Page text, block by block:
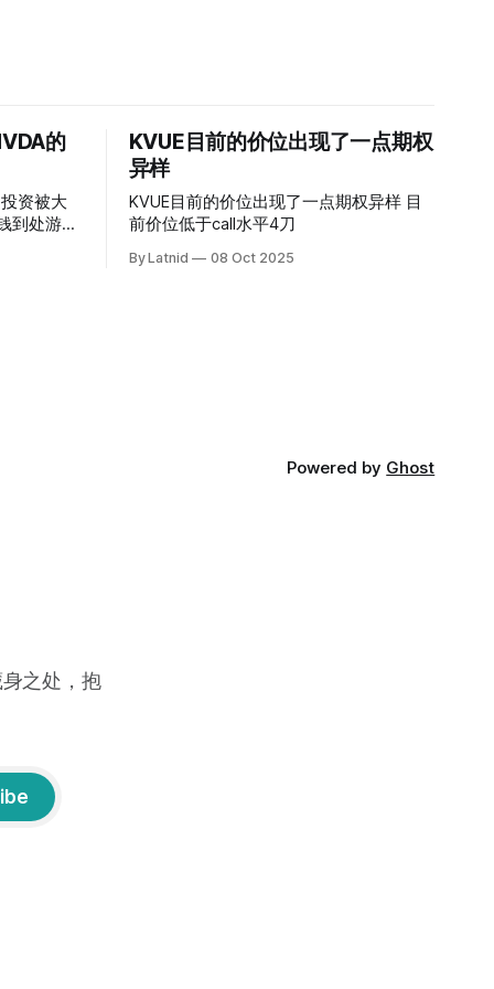
的
资被大
KVUE目前的价位出现了一点期权
异样
KVUE目前的价位出现了一点期权异样 目
前价位低于call水平4刀
By Latnid 08 Oct 2025
Powered by Ghost
之处，抱